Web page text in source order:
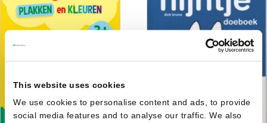
This website uses cookies
We use cookies to personalise content and ads, to provide
social media features and to analyse our traffic. We also